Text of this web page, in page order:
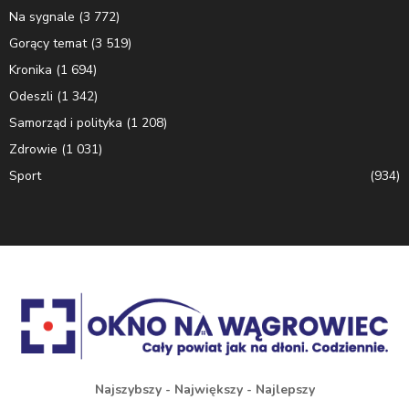
Na sygnale (3 772)
Gorący temat(3 519)
Kronika (1 694)
Odeszli (1 342)
Samorząd i polityka (1 208)
Zdrowie (1 031)
Sport
(934)
Najszybszy - Największy - Najlepszy